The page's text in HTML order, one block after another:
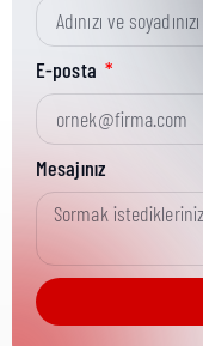
Kısa Parça No:
Ürün Grubu:
Ürün Kategorisi:
Nakliye Yüksekliği:
E-posta
Mesajınız